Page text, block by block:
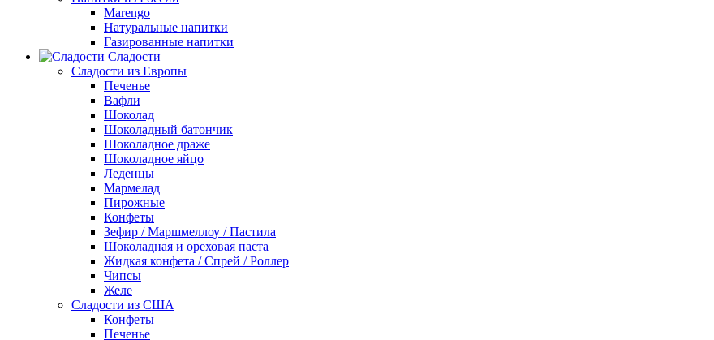
Marengo
Натуральные напитки
Газированные напитки
Сладости
Сладости из Европы
Печенье
Вафли
Шоколад
Шоколадный батончик
Шоколадное драже
Шоколадное яйцо
Леденцы
Мармелад
Пирожные
Конфеты
Зефир / Маршмеллоу / Пастила
Шоколадная и ореховая паста
Жидкая конфета / Спрей / Роллер
Чипсы
Желе
Сладости из США
Конфеты
Печенье